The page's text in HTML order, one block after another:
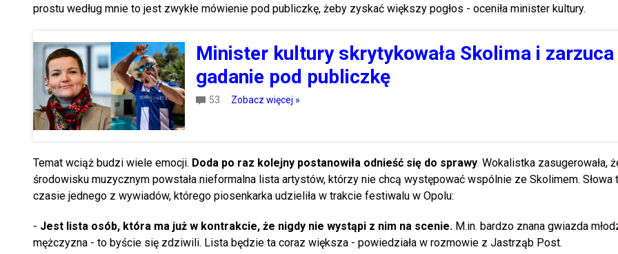
prostu według mnie to jest zwykłe mówienie pod publiczkę, żeby zyskać większy pogłos - oceniła minister kultury.
Minister kultury skrytykowała Skolima i zarzuca
gadanie pod publiczkę
53 Zobacz więcej »
Temat wciąż budzi wiele emocji. Doda po raz kolejny postanowiła odnieść się do sprawy. Wokalistka zasugerowała,
środowisku muzycznym powstała nieformalna lista artystów, którzy nie chcą występować wspólnie ze Skolimem. Słowa
czasie jednego z wywiadów, którego piosenkarka udzieliła w trakcie festiwalu w Opolu:
- Jest lista osób, która ma już w kontrakcie, że nigdy nie wystąpi z nim na scenie. M.in. bardzo znana gwiazda
mężczyzna - to byście się zdziwili. Lista będzie ta coraz większa - powiedziała w rozmowie z Jastrząb Post.